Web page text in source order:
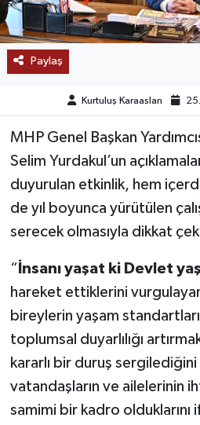
Paylaş
Kurtuluş Karaaslan
MHP Genel Başkan
Selim Yurdakul’un
duyurulan etkinlik, hem
de yıl boyunca yürütülen
serecek olmasıyla dikkat
“ İnsanı yaşat ki Devlet
hareket ettiklerini
bireylerin yaşam
toplumsal duyarlılığı
kararlı bir duruş
vatandaşların ve ailelerinin
samimi bir kadro olduklarını
POPÜLER
DÜNYA
TREND
MEDYA
TEKNOLOJİ
KÜLTÜR SANAT